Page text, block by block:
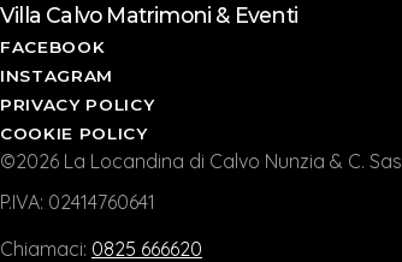
Villa Calvo Matrimoni & Eventi
FACEBOOK
INSTAGRAM
PRIVACY POLICY
COOKIE POLICY
©2026 La Locandina di Calvo Nunzia & C. Sas
P.IVA: 02414760641
Chiamaci: 0825 666620